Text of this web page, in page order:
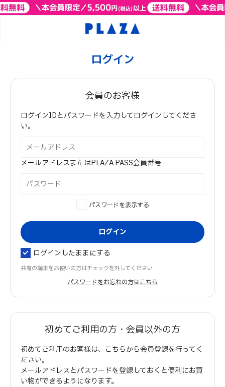
ログイン
会員のお客様
ログインIDとパスワードを入力してログインしてくださ
い。
メールアドレスまたはPLAZA PASS会員番号
パスワードを表示する
ログインしたままにする
共有の端末をお使いの方はチェックを外してください
パスワードをお忘れの方はこちら
初めてご利用の方・会員以外の方
初めてご利用のお客様は、こちらから会員登録を行ってく
ださい。
メールアドレスとパスワードを登録しておくと便利にお買
い物ができるようになります。